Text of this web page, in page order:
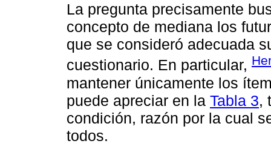
La pregunta precisamente
concepto de mediana los
que se consideró adecuada
cuestionario. En particular,
mantener únicamente los
puede apreciar en la Tabla 3,
condición, razón por la cual
todos.